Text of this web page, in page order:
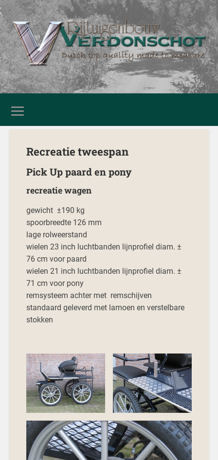
Recreatie tweespan
Pick Up paard en pony
recreatie wagen
gewicht ±190 kg
spoorbreedte 126 mm
lage rolweerstand
wielen 23 inch luchtbanden lijnprofiel diam. ±
76 cm voor paard
wielen 21 inch luchtbanden lijnprofiel diam. ±
71 cm voor pony
remsysteem achter met remschijven
standaard geleverd met lamoen en verstelbare
stokken